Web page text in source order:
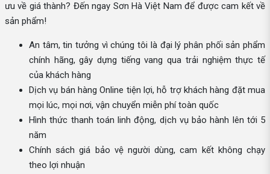
ưu về giá thành? Đến ngay Sơn Hà Việt Nam để được cam kết về
sản phẩm!
An tâm, tin tưởng vì chúng tôi là đại lý phân phối sản phẩm
chính hãng, gây dựng tiếng vang qua trải nghiệm thực tế
của khách hàng
Dịch vụ bán hàng Online tiện lợi, hỗ trợ khách hàng đặt mua
mọi lúc, mọi nơi, vận chuyển miễn phí toàn quốc
Hình thức thanh toán linh động, dịch vụ bảo hành lên tới 5
năm
Chính sách giá bảo vệ người dùng, cam kết không chạy
theo lợi nhuận